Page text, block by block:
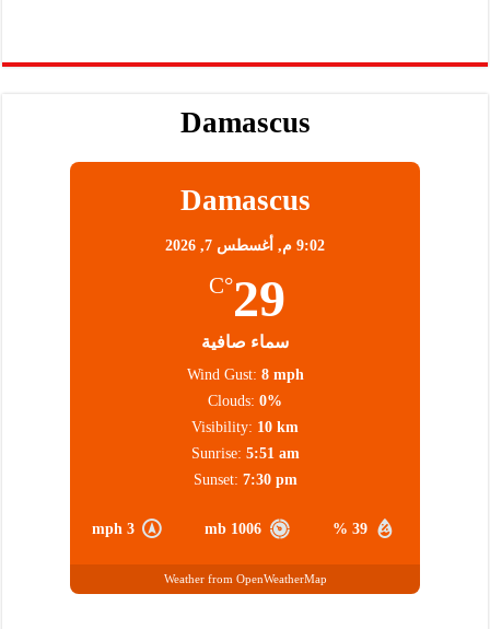
Damascus
Damascus
9:02 م, أغسطس 7, 2026
29
°C
سماء صافية
39 %
1006 mb
3 mph
Wind Gust: 8 mph
Clouds: 0%
Visibility: 10 km
Sunrise: 5:51 am
Sunset: 7:30 pm
Weather from OpenWeatherMap